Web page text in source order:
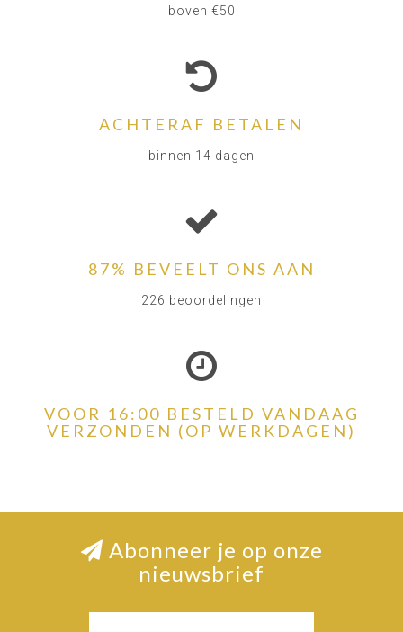
boven €50
ACHTERAF BETALEN
binnen 14 dagen
87% BEVEELT ONS AAN
226 beoordelingen
VOOR 16:00 BESTELD VANDAAG
VERZONDEN (OP WERKDAGEN)
Abonneer je op onze
nieuwsbrief